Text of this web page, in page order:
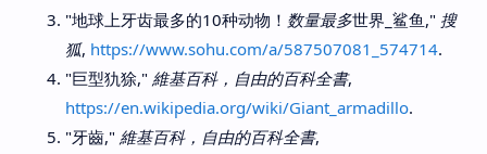
"地球上牙齿最多的10种动物！ 数量最多世界_鲨鱼," 搜
狐, https://www.sohu.com/a/587507081_574714.
"巨型犰狳," 維基百科，自由的百科全書,
https://en.wikipedia.org/wiki/Giant_armadillo.
"牙齒," 維基百科，自由的百科全書,